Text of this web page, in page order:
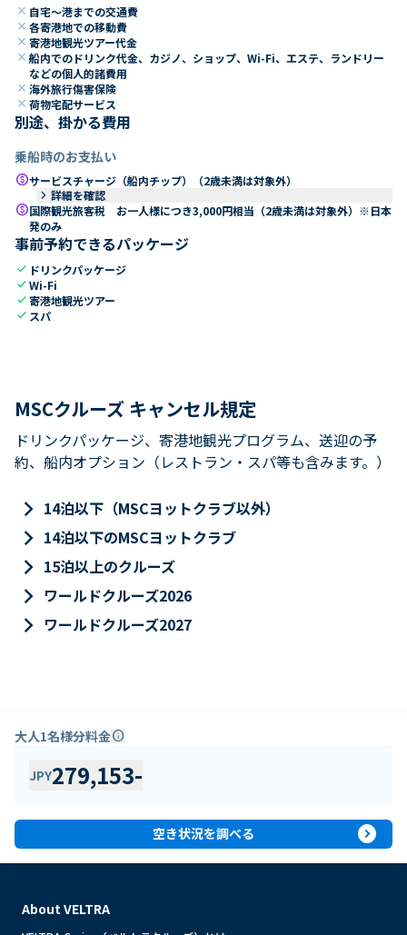
close 自宅～港までの交通費
close 各寄港地での移動費
close 寄港地観光ツアー代金
close 船内でのドリンク代金、カジノ、ショップ、Wi-Fi、エステ、ランドリー
などの個人的諸費用
close 海外旅行傷害保険
close 荷物宅配サービス
別途、掛かる費用
乗船時のお支払い
paidサービスチャージ（船内チップ）（2歳未満は対象外）
keyboard_arrow_right 詳細を確認
paid国際観光旅客税 お一人様につき3,000円相当（2歳未満は対象外）※日本
発のみ
事前予約できるパッケージ
check ドリンクパッケージ
checkWi-Fi
check寄港地観光ツアー
check スパ
MSCクルーズ キャンセル規定
ドリンクパッケージ、寄港地観光プログラム、送迎の予
約、船内オプション（レストラン・スパ等も含みます。）
keyboard_arrow_right 14泊以下（MSCヨットクラブ以外）
keyboard_arrow_right 14泊以下のMSCヨットクラブ
keyboard_arrow_right 15泊以上のクルーズ
keyboard_arrow_right ワールドクルーズ2026
keyboard_arrow_right ワールドクルーズ2027
大人1名様分料金info
JPY279,153-
空き状況を調べる expand_circle_right
About VELTRA